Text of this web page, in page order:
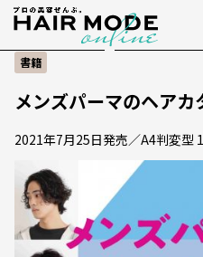
書籍
メンズパーマのヘア
2021年7月25日発売／A4判変型